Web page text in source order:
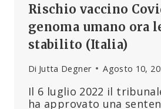
Rischio vaccino
genoma umano ora
stabilito (Italia)
Di Jutta Degner Agosto 10,
Il 6 luglio 2022 il
ha approvato una